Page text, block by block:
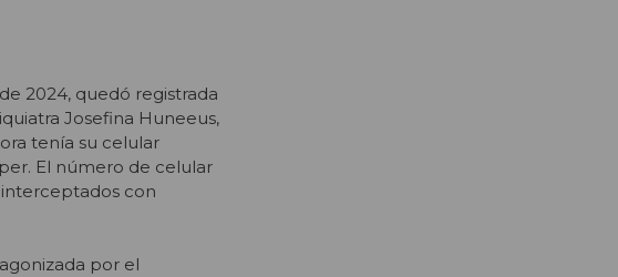
2024, quedó registrada
Josefina Huneeus,
tenía su celular
El número de celular
con
por el